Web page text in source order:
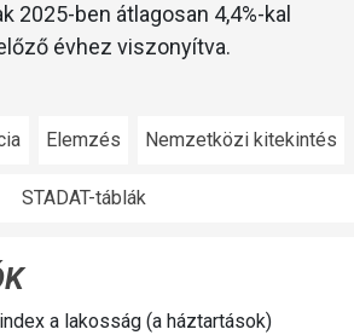
2025-ben átlagosan 4,4%-kal
évhez viszonyítva.
Elemzés Nemzetközi kitekintés
STADAT-táblák
a lakosság (a háztartások)